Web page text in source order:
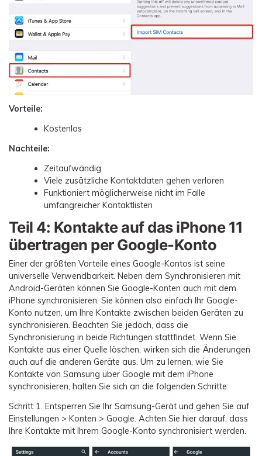
Vorteile:
Kostenlos
Nachteile:
Zeitaufwändig
Viele zusätzliche Kontaktdaten gehen verloren
Funktioniert möglicherweise nicht im Falle
umfangreicher Kontaktlisten
Teil 4: Kontakte auf das iPhone 11
übertragen per Google-Konto
Einer der größten Vorteile eines Google-Kontos ist seine
universelle Verwendbarkeit. Neben dem Synchronisieren mit
Android-Geräten können Sie Google-Konten auch mit dem
iPhone synchronisieren. Sie können also einfach Ihr Google-
Konto nutzen, um Ihre Kontakte zwischen beiden Geräten zu
synchronisieren. Beachten Sie jedoch, dass die
Synchronisierung in beide Richtungen stattfindet. Wenn Sie
Kontakte aus einer Quelle löschen, wirken sich die Änderungen
auch auf die anderen Geräte aus. Um zu lernen, wie Sie
Kontakte von Samsung über Google mit dem iPhone
synchronisieren, halten Sie sich an die folgenden Schritte:
Schritt 1.
Entsperren Sie Ihr Samsung-Gerät und gehen Sie auf
Einstellungen > Konten > Google. Achten Sie hier darauf, dass
Ihre Kontakte mit Ihrem Google-Konto synchronisiert werden.